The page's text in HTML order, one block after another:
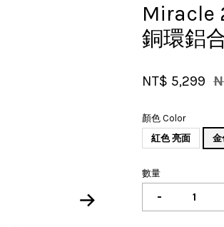
Miracle
銅環鋁
NT$ 5,299
顏色 Color
紅色 亮面
金
數量
-